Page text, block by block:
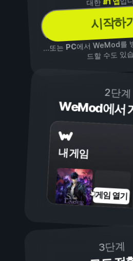
대한
시작하
...또는PC에서 WeMod를
드할 수도 있
2단계
WeMod에서
내 게임
게임 열기
3단계